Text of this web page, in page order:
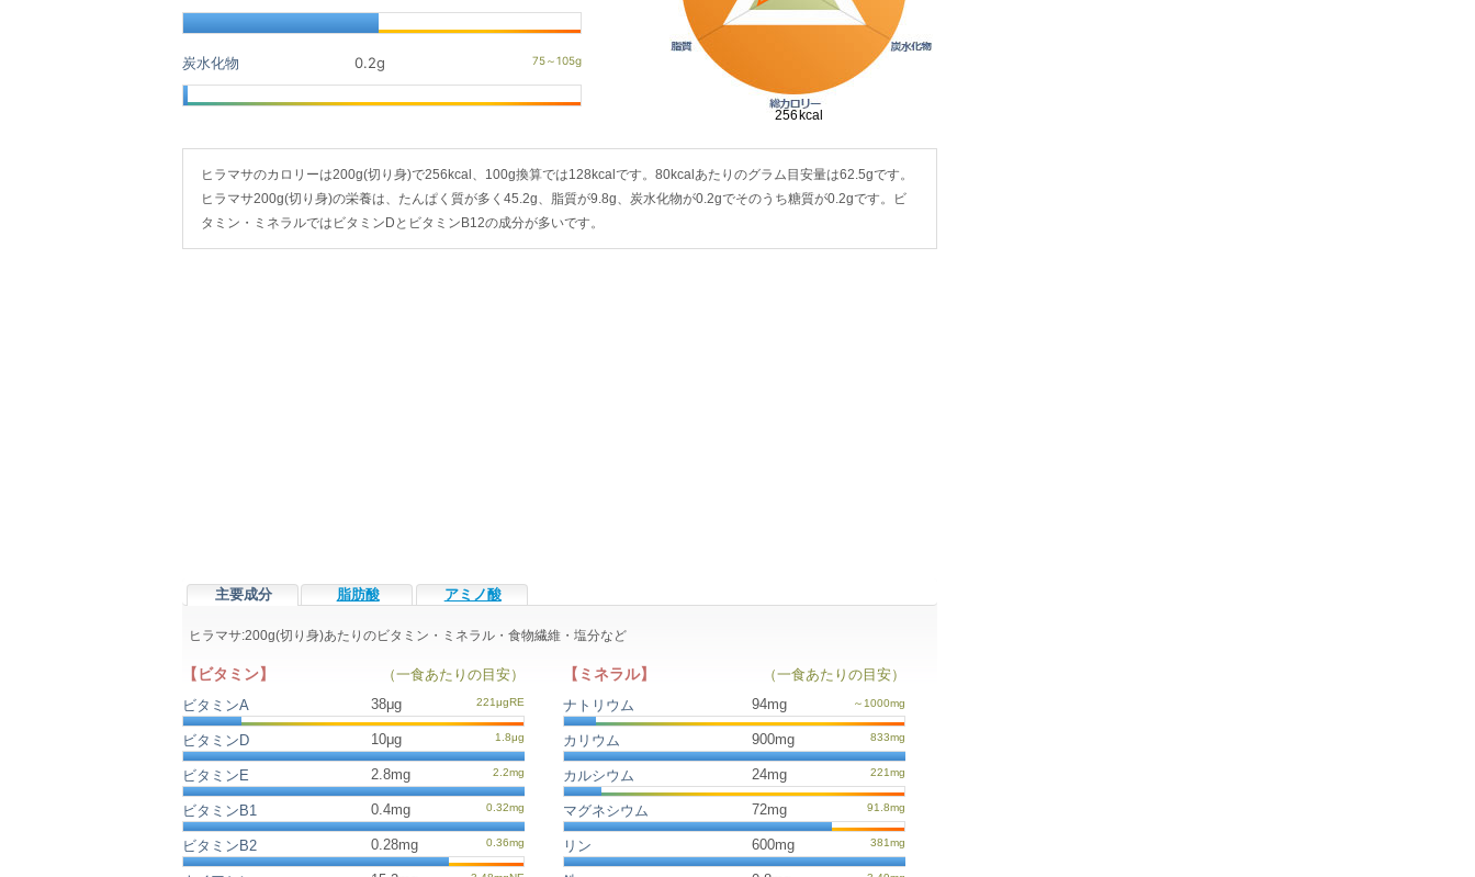
炭水化物 0.2g
ヒラマサのカロリーは200g(切り身)で256kcal、100g換算では128kcalです。80kcalあたりのグラム目安量は62.5gです。
ヒラマサ200g(切り身)の栄養は、たんぱく質が多く45.2g、脂質が9.8g、炭水化物が0.2gでそのうち糖質が0.2gです。ビ
タミン・ミネラルではビタミンDとビタミンB12の成分が多いです。
主要成分 脂肪酸 アミノ酸
ヒラマサ:200g(切り身)あたりのビタミン・ミネラル・食物繊維・塩分など
【ビタミン】
（一食あたりの目安）
ビタミンA
38μg
ビタミンD 10μg
ビタミンE 2.8mg
ビタミンB1 0.4mg
ビタミンB2 0.28mg
【ミネラル】
（一食あたりの目安）
ナトリウム
94mg
カリウム 900mg
カルシウム 24mg
マグネシウム 72mg
リン 600mg